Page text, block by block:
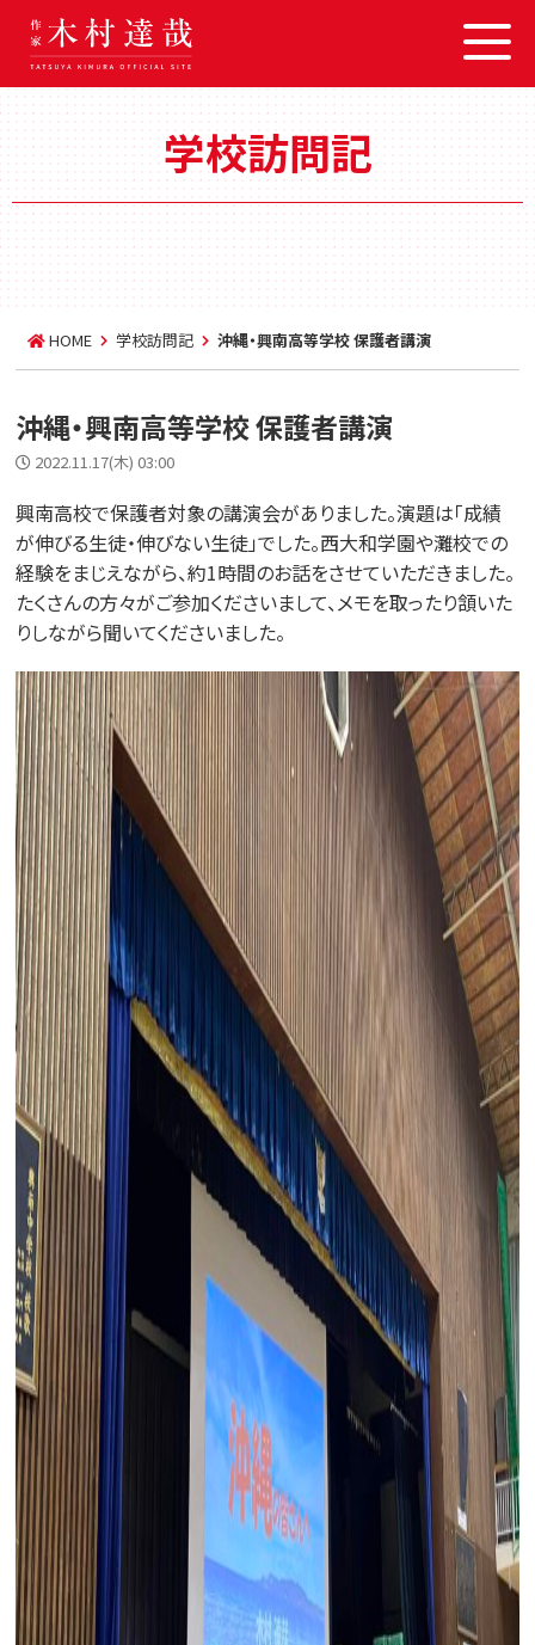
学校訪問記
HOME 学校訪問記 沖縄・興南高等学校 保護者講演
沖縄・興南高等学校 保護者講演
2022.11.17(木) 03:00
興南高校で保護者対象の講演会がありました。演題は「成績
が伸びる生徒・伸びない生徒」でした。西大和学園や灘校での
経験をまじえながら、約1時間のお話をさせていただきました。
たくさんの方々がご参加くださいまして、メモを取ったり頷いた
りしながら聞いてくださいました。